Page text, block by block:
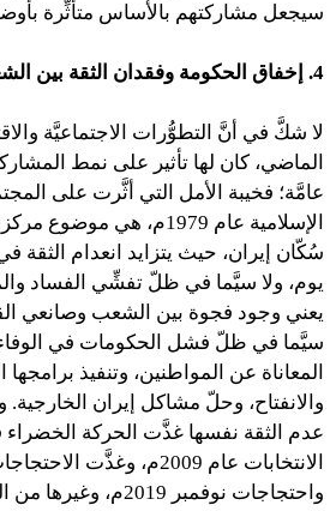
سيجعل مشاركتهم بالأساس متأثِّرة
4. إخفاق الحكومة وفقدان الثقة بين الشعب وصانعي القرار:
لا شكَّ في أنَّ التطوُّرات الاجتماعيَّة
الماضي، كان لها تأثير على نمط
عامَّة؛ فخيبة الأمل التي أثَّرت على
الإسلامية عام 1979م، هي
سُكّان إيران، حيث يتزايد انعدام الثقة
يوم، ولا سيَّما في ظلّ تفشِّي الفساد
يعني وجود فجوة بين الشعب وصانعي
سيَّما في ظلّ فشل الحكومات في الوفاء
المعاناة عن المواطنين، وتنفيذ برامجها
والانفتاح، وحلّ مشاكل إيران
عدم الثقة نفسها غذَّت الحركة
واحتجاجات نوفمبر